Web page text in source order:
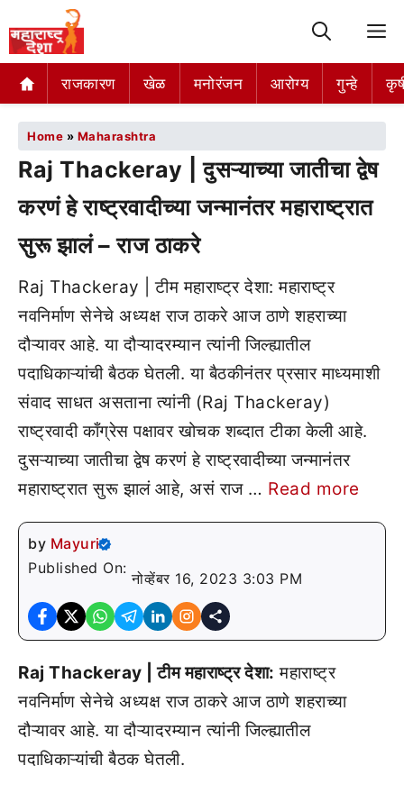
राजकारण खेळ मनोरंजन आरोग्य गुन्हे
Home » Maharashtra
Raj Thackeray | दुसऱ्याच्या जातीचा द्वेष
करणं हे राष्ट्रवादीच्या जन्मानंतर महाराष्ट्रात
सुरू झालं – राज ठाकरे
Raj Thackeray | टीम महाराष्ट्र देशा: महाराष्ट्र
नवनिर्माण सेनेचे अध्यक्ष राज ठाकरे आज ठाणे शहराच्या
दौऱ्यावर आहे. या दौऱ्यादरम्यान त्यांनी जिल्ह्यातील
पदाधिकाऱ्यांची बैठक घेतली. या बैठकीनंतर प्रसार माध्यमाशी
संवाद साधत असताना त्यांनी (Raj Thackeray)
राष्ट्रवादी काँग्रेस पक्षावर खोचक शब्दात टीका केली आहे.
दुसऱ्याच्या जातीचा द्वेष करणं हे राष्ट्रवादीच्या जन्मानंतर
महाराष्ट्रात सुरू झालं आहे, असं राज … Read more
by Mayuri
Published On:
नोव्हेंबर 16, 2023 3:03 PM
Raj Thackeray | टीम महाराष्ट्र देशा: महाराष्ट्र
नवनिर्माण सेनेचे अध्यक्ष राज ठाकरे आज ठाणे शहराच्या
दौऱ्यावर आहे. या दौऱ्यादरम्यान त्यांनी जिल्ह्यातील
पदाधिकाऱ्यांची बैठक घेतली.